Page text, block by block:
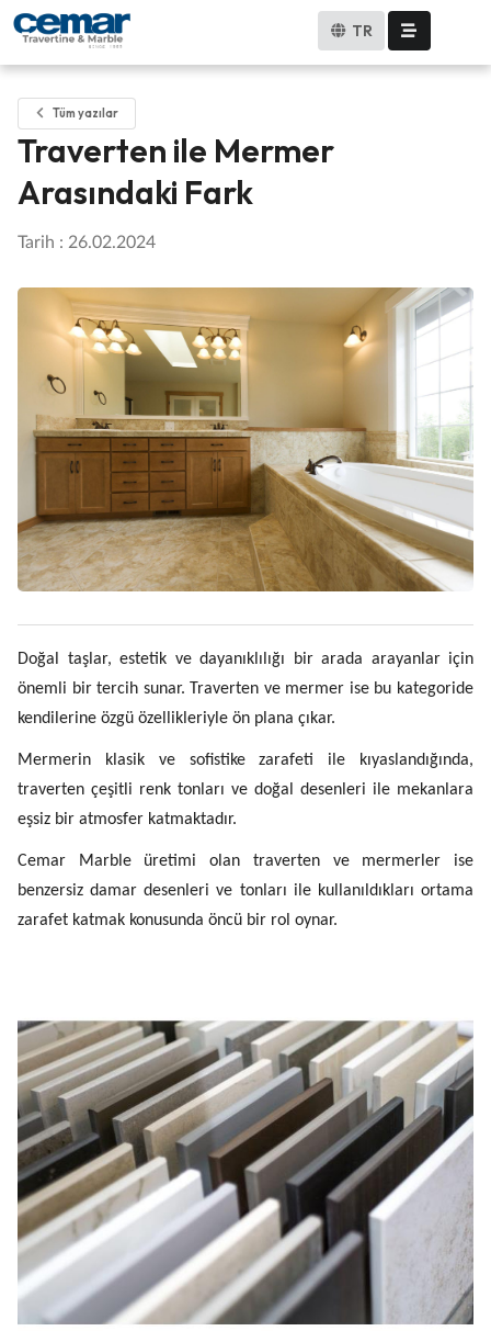
TR
Tüm yazılar
Traverten ile Mermer
Arasındaki Fark
Tarih : 26.02.2024
Doğal taşlar, estetik ve dayanıklılığı bir arada arayanlar için
önemli bir tercih sunar. Traverten ve mermer ise bu kategoride
kendilerine özgü özellikleriyle ön plana çıkar.
Mermerin klasik ve sofistike zarafeti ile kıyaslandığında,
traverten çeşitli renk tonları ve doğal desenleri ile mekanlara
eşsiz bir atmosfer katmaktadır.
Cemar Marble üretimi olan traverten ve mermerler ise
benzersiz damar desenleri ve tonları ile kullanıldıkları ortama
zarafet katmak konusunda öncü bir rol oynar.